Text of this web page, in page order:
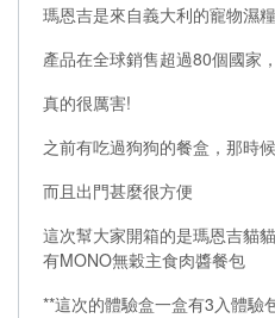
瑪恩吉是來自義大利的寵物濕
產品在全球銷售超過80個國家
真的很厲害!
之前有吃過狗狗的餐盒，那時
而且出門甚麼很方便
這次幫大家開箱的是瑪恩吉貓
有MONO無穀主食肉醬餐包
**這次的體驗盒一盒有3入體驗